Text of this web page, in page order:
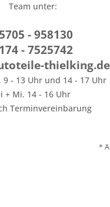
Team unter:
- 958130
- 7525742
thielking.de
9 - 13 Uhr und 14 - 17 Uhr
+ Mi. 14 - 16 Uhr
Terminvereinbarung
*